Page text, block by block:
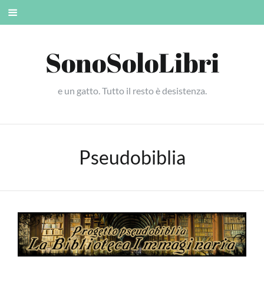
Skip
SonoSoloLibri
e un gatto. Tutto il resto è desistenza.
Pseudobiblia